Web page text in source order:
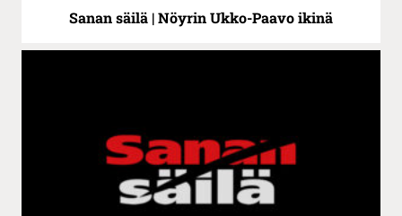
Sanan säilä | Nöyrin Ukko-Paavo ikinä